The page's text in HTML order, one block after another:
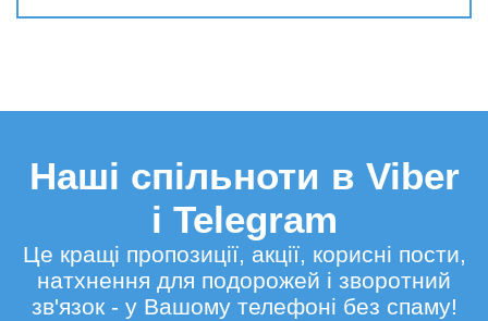
Наші спільноти в Viber
і Telegram
Це кращі пропозиції, акції, корисні пости,
натхнення для подорожей і зворотний
зв'язок - у Вашому телефоні без спаму!